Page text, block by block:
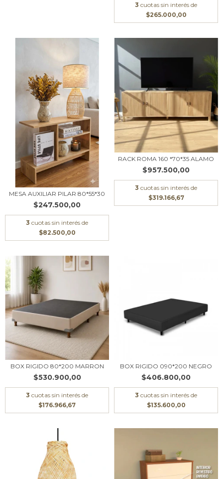
3 cuotas sin interés de
$265.000,00
MESA AUXILIAR PILAR 80*55*30
$247.500,00
3 cuotas sin interés de
$82.500,00
RACK ROMA 160 *70*35 ALAMO
$957.500,00
3 cuotas sin interés de
$319.166,67
BOX RIGIDO 80*200 MARRON
$530.900,00
3 cuotas sin interés de
$176.966,67
BOX RIGIDO 090*200 NEGRO
$406.800,00
3 cuotas sin interés de
$135.600,00